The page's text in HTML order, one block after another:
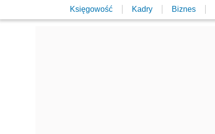
Księgowość Kadry Biznes